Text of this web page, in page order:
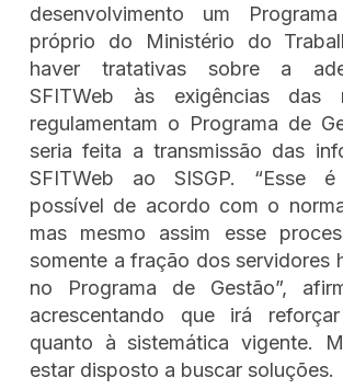
desenvolvimento um
próprio do Ministério do
haver tratativas sobre a
SFITWeb às exigências das
regulamentam o Programa de
seria feita a transmissão das
SFITWeb ao SISGP. “Esse
possível de acordo com o
mas mesmo assim esse
somente a fração dos servidores
no Programa de Gestão”,
acrescentando que irá
quanto à sistemática vigente.
estar disposto a buscar soluções.